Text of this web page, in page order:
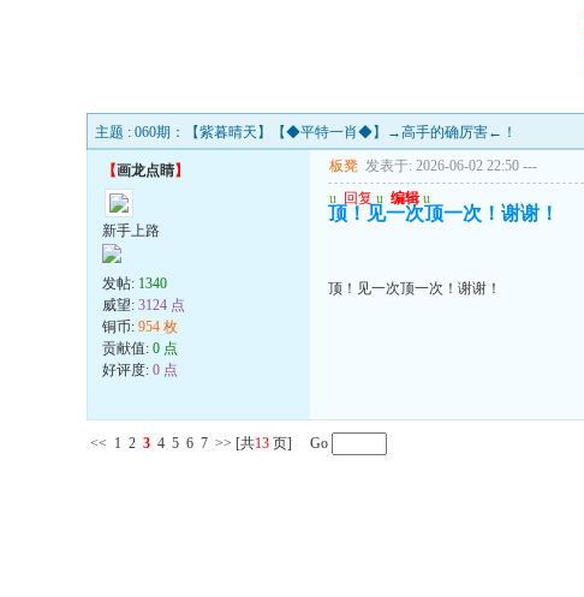
主题 : 060期：【紫暮晴天】【◆平特一肖◆】→高手的确厉害←！
【画龙点睛】
新手上路
发帖: 1340
威望: 3124 点
铜币: 954 枚
贡献值: 0 点
好评度: 0 点
板凳 发表于: 2026-06-02 22:50 ---
u 回复 u 编辑 u
顶！见一次顶一次！谢谢！
顶！见一次顶一次！谢谢！
<< 1 2 3 4 5 6 7 >> [共13 页] Go